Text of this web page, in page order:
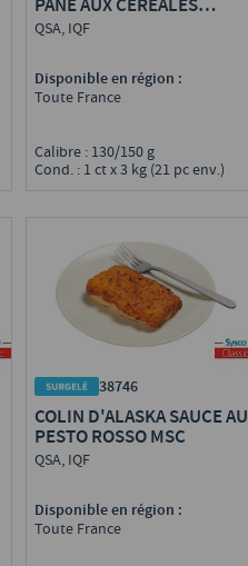
PANÉ AUX CÉRÉALES
PRÉFRIT MSC
QSA, IQF
Disponible en région :
Toute France
Calibre : 130/150 g
Cond. : 1 ct x 3 kg (21 pc env.)
38746
COLIN D'ALASKA SAUCE AU
PESTO ROSSO MSC
QSA, IQF
Disponible en région :
Toute France